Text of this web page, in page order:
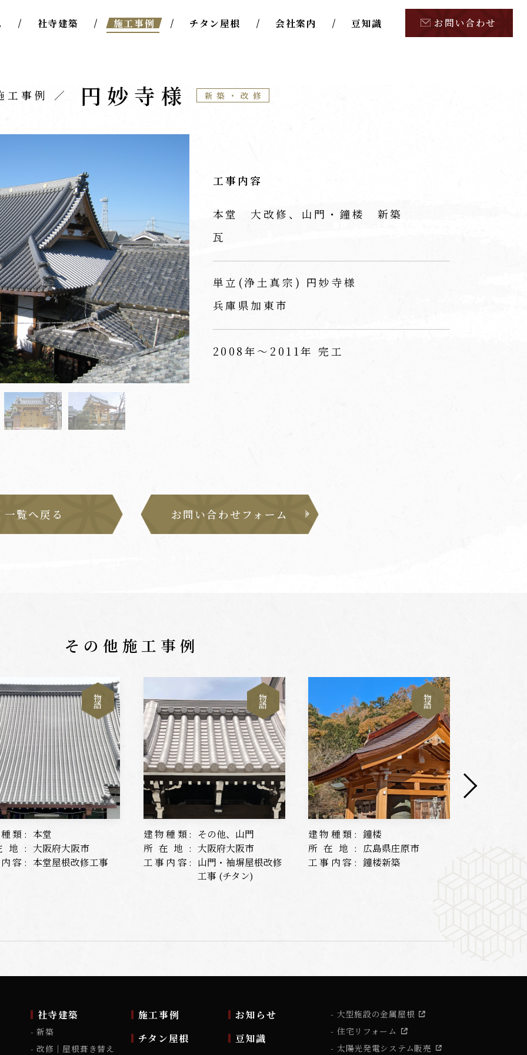
社寺建築 施工事例 チタン屋根 会社案内 豆知識 お問い合わせ
工事例 円妙寺様 新築・改修
工事内容
本堂 大改修、山門・鐘楼 新築
瓦
単立(浄土真宗) 円妙寺様
兵庫県加東市
2008年～2011年 完工
一覧へ戻る お問い合わせフォーム
その他施工事例
物
語
類: 本堂
地: 大阪府大阪市
容: 本堂屋根改修工事
物
語
建物種類:
その他、山門
所在地: 大阪府大阪市
工事内容: 山門・袖塀屋根改修
工事 (チタン)
物
語
建物種類: 鐘楼
所在地: 広島県庄原市
工事内容: 鐘楼新築
社寺建築
新築
改修｜屋根葺き替え
施工事例
チタン屋根
お知らせ
豆知識
大型施設の金属屋根
住宅リフォーム
太陽光発電システム販売